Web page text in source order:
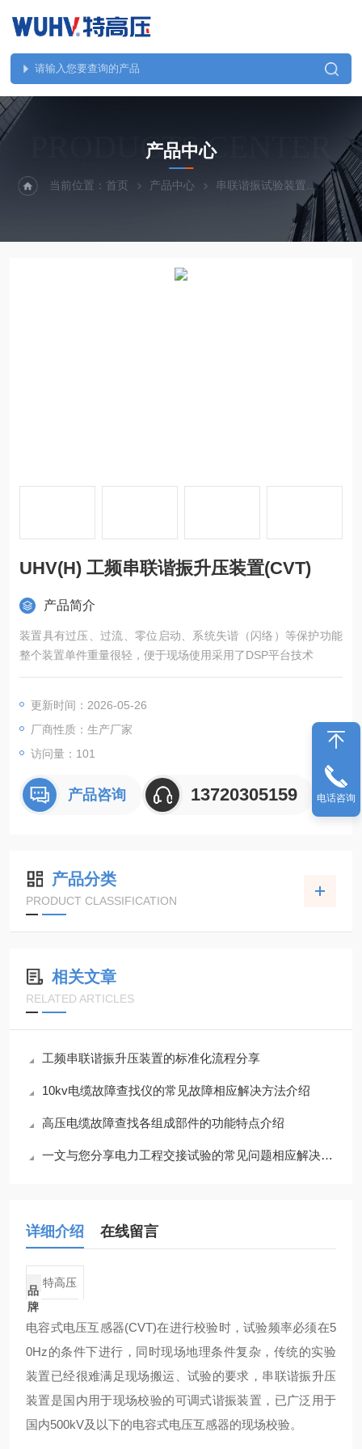
PRODUCTS CENTER
产品中心
当前位置：首页 产品中心 串联谐振试验装置
UHV(H) 工频串联谐振升压装置(CVT)
产品简介
装置具有过压、过流、零位启动、系统失谐（闪络）等保护功能
整个装置单件重量很轻，便于现场使用采用了DSP平台技术
更新时间：2026-05-26
厂商性质：生产厂家
访问量：101
产品咨询 13720305159
产品分类
PRODUCT CLASSIFICATION
相关文章
RELATED ARTICLES
工频串联谐振升压装置的标准化流程分享
10kv电缆故障查找仪的常见故障相应解决方法介绍
高压电缆故障查找各组成部件的功能特点介绍
一文与您分享电力工程交接试验的常见问题相应解决方法
详细介绍 在线留言
品
牌
特高压
电容式电压互感器(CVT)在进行校验时，试验频率必须在5
0Hz的条件下进行，同时现场地理条件复杂，传统的实验
装置已经很难满足现场搬运、试验的要求，串联谐振升压
装置是国内用于现场校验的可调式谐振装置，已广泛用于
国内500kV及以下的电容式电压互感器的现场校验。
电话咨询